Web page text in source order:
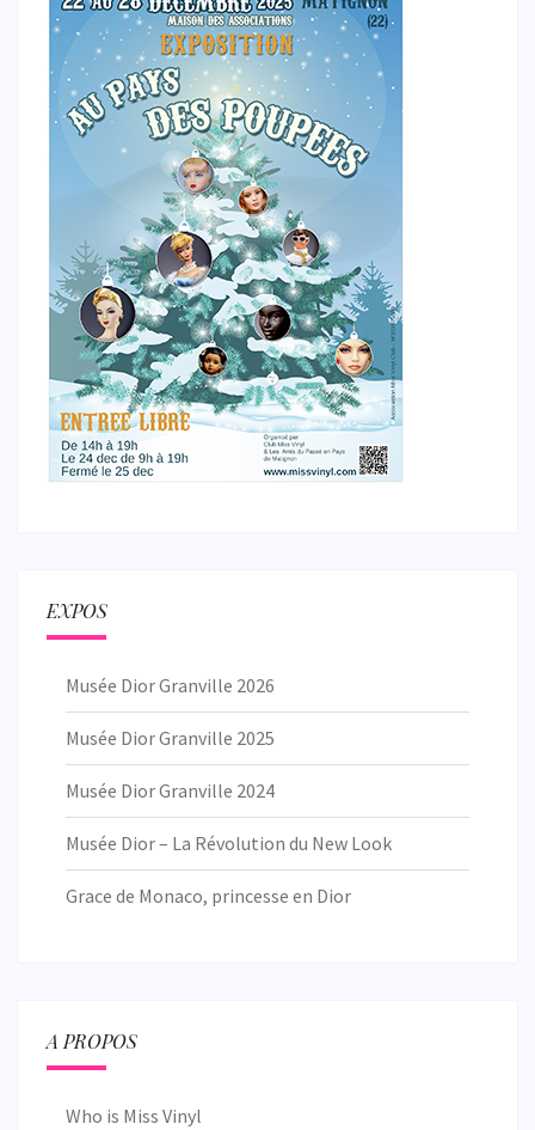
EXPOS
Musée Dior Granville 2026
Musée Dior Granville 2025
Musée Dior Granville 2024
Musée Dior – La Révolution du New Look
Grace de Monaco, princesse en Dior
A PROPOS
Who is Miss Vinyl